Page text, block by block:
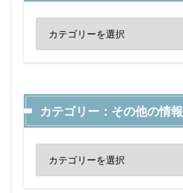
カテゴリー：その他の情報